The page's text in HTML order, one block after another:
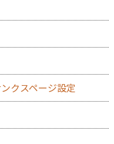
クスページ設定